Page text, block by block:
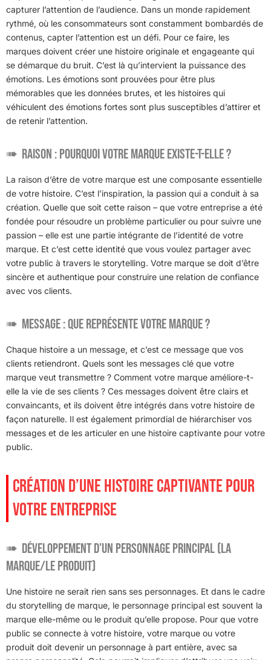
capturer l’attention de l’audience. Dans un monde rapidement
rythmé, où les consommateurs sont constamment bombardés de
contenus, capter l’attention est un défi. Pour ce faire, les
marques doivent créer une histoire originale et engageante qui
se démarque du bruit. C’est là qu’intervient la puissance des
émotions. Les émotions sont prouvées pour être plus
mémorables que les données brutes, et les histoires qui
véhiculent des émotions fortes sont plus susceptibles d’attirer et
de retenir l’attention.
Raison : pourquoi votre marque existe-t-elle ?
La raison d’être de votre marque est une composante essentielle
de votre histoire. C’est l’inspiration, la passion qui a conduit à sa
création. Quelle que soit cette raison – que votre entreprise a été
fondée pour résoudre un problème particulier ou pour suivre une
passion – elle est une partie intégrante de l’identité de votre
marque. Et c’est cette identité que vous voulez partager avec
votre public à travers le storytelling. Votre marque se doit d’être
sincère et authentique pour construire une relation de confiance
avec vos clients.
Message : que représente votre marque ?
Chaque histoire a un message, et c’est ce message que vos
clients retiendront. Quels sont les messages clé que votre
marque veut transmettre ? Comment votre marque améliore-t-
elle la vie de ses clients ? Ces messages doivent être clairs et
convaincants, et ils doivent être intégrés dans votre histoire de
façon naturelle. Il est également primordial de hiérarchiser vos
messages et de les articuler en une histoire captivante pour votre
public.
CRÉATION D’UNE HISTOIRE CAPTIVANTE POUR
VOTRE ENTREPRISE
Développement d’un personnage principal (la
marque/le produit)
Une histoire ne serait rien sans ses personnages. Et dans le cadre
du storytelling de marque, le personnage principal est souvent la
marque elle-même ou le produit qu’elle propose. Pour que votre
public se connecte à votre histoire, votre marque ou votre
produit doit devenir un personnage à part entière, avec sa